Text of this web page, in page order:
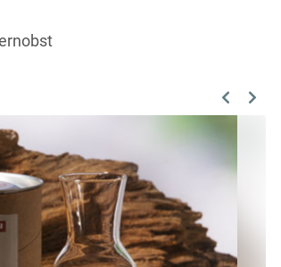
Previous
Next